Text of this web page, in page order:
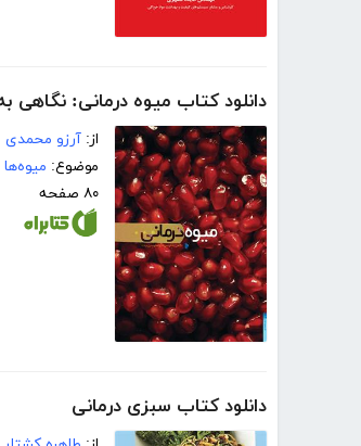
دانلود کتاب میوه درمانی:
از: آرزو محمدی
موضوع:
۸۰ صفحه
دانلود کتاب سبزی درمانی